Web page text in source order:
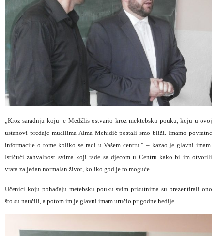
„Kroz saradnju koju je Medžlis ostvario kroz mektebsku pouku, koju u ovoj
ustanovi predaje muallima Alma Mehidić postali smo bliži. Imamo povratne
informacije o tome koliko se radi u Vašem centru.“ – kazao je glavni imam.
Ističući zahvalnost svima koji rade sa djecom u Centru kako bi im otvorili
vrata za jedan normalan život, koliko god je to moguće.
Učenici koju pohađaju metebsku pouku svim prisutnima su prezentirali ono
što su naučili, a potom im je glavni imam uručio prigodne hedije.